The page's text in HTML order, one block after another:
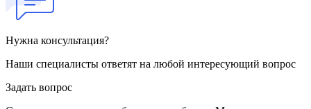
Нужна консультация?
Наши специалисты ответят на любой интересующий вопрос
Задать вопрос